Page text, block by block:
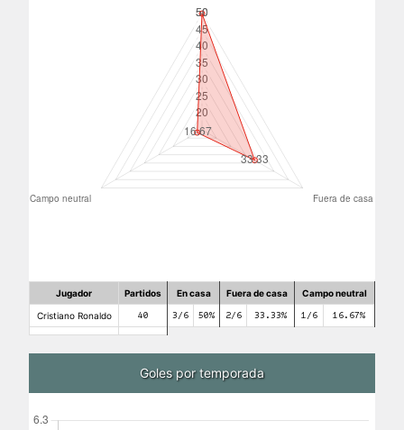
Jugador Partidos En casa Fuera de casa Campo neutral
Cristiano Ronaldo 40 3/6 50% 2/6 33.33% 1/6 16.67%
Goles por temporada